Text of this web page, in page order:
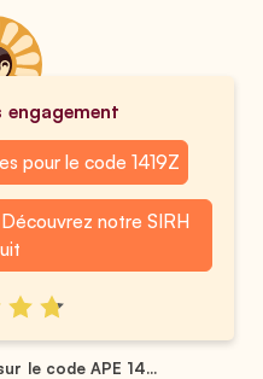
pour le code 1419Z
notre SIRH
le code APE 14...